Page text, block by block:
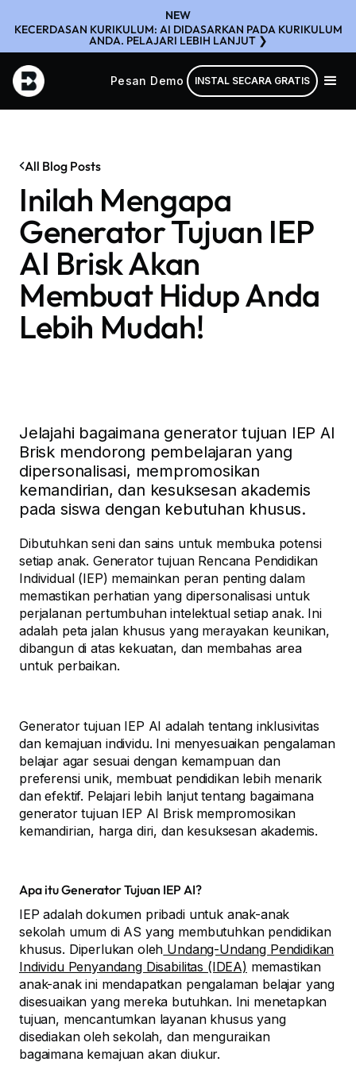
NEW
KECERDASAN KURIKULUM: AI DIDASARKAN PADA KURIKULUM
ANDA. PELAJARI LEBIH LANJUT ❯
Pesan Demo INSTAL SECARA GRATIS
All Blog Posts
Inilah Mengapa
Generator Tujuan IEP
AI Brisk Akan
Membuat Hidup Anda
Lebih Mudah!
Jelajahi bagaimana generator tujuan IEP AI
Brisk mendorong pembelajaran yang
dipersonalisasi, mempromosikan
kemandirian, dan kesuksesan akademis
pada siswa dengan kebutuhan khusus.
Dibutuhkan seni dan sains untuk membuka potensi
setiap anak. Generator tujuan Rencana Pendidikan
Individual (IEP) memainkan peran penting dalam
memastikan perhatian yang dipersonalisasi untuk
perjalanan pertumbuhan intelektual setiap anak. Ini
adalah peta jalan khusus yang merayakan keunikan,
dibangun di atas kekuatan, dan membahas area
untuk perbaikan.
Generator tujuan IEP AI adalah tentang inklusivitas
dan kemajuan individu. Ini menyesuaikan pengalaman
belajar agar sesuai dengan kemampuan dan
preferensi unik, membuat pendidikan lebih menarik
dan efektif. Pelajari lebih lanjut tentang bagaimana
generator tujuan IEP AI Brisk mempromosikan
kemandirian, harga diri, dan kesuksesan akademis.
Apa itu Generator Tujuan IEP AI?
IEP adalah dokumen pribadi untuk anak-anak
sekolah umum di AS yang membutuhkan pendidikan
khusus. Diperlukan oleh Undang-Undang Pendidikan
Individu Penyandang Disabilitas (IDEA) memastikan
anak-anak ini mendapatkan pengalaman belajar yang
disesuaikan yang mereka butuhkan. Ini menetapkan
tujuan, mencantumkan layanan khusus yang
disediakan oleh sekolah, dan menguraikan
bagaimana kemajuan akan diukur.